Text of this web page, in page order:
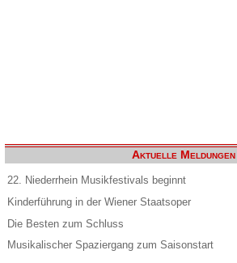
Aktuelle Meldungen
22. Niederrhein Musikfestivals beginnt
Kinderführung in der Wiener Staatsoper
Die Besten zum Schluss
Musikalischer Spaziergang zum Saisonstart